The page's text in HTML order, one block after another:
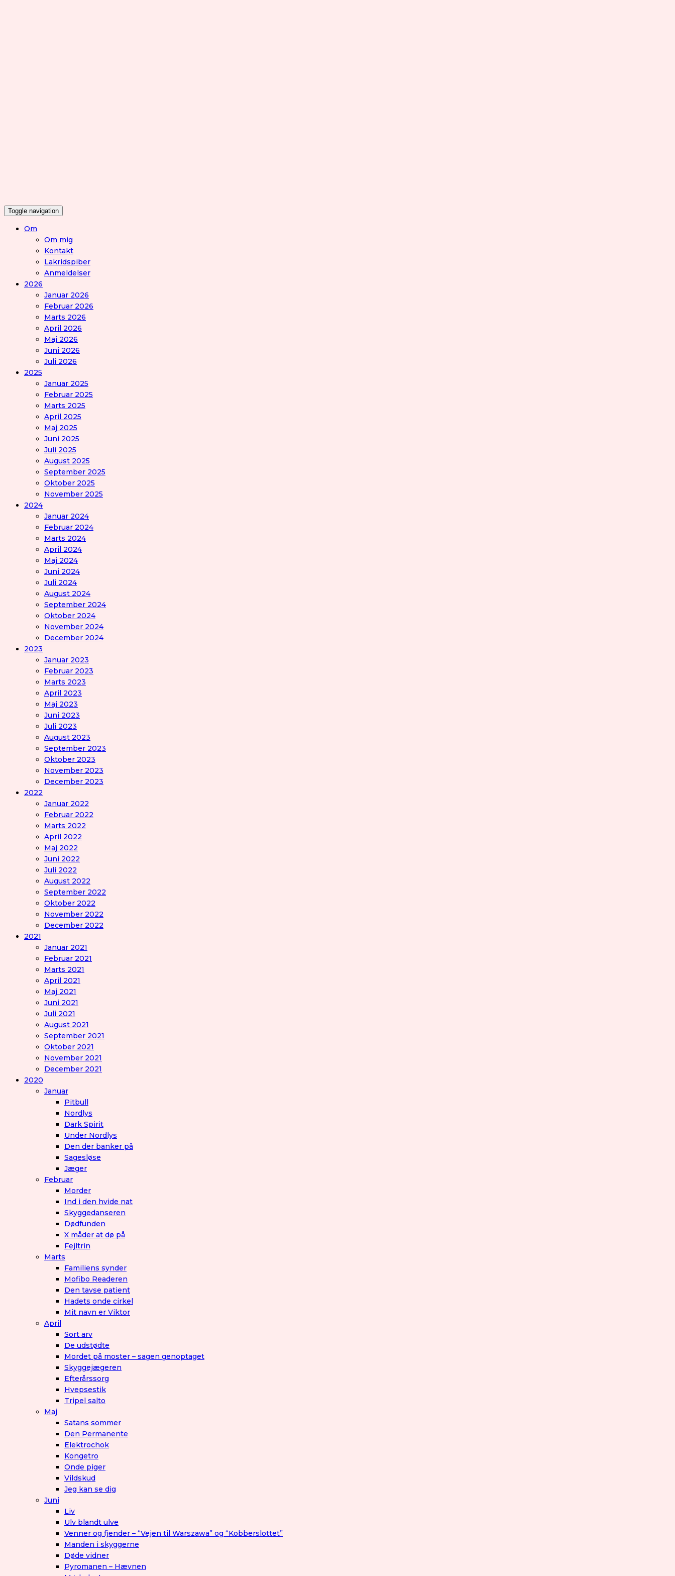
Toggle navigation
Om
Om mig
Kontakt
Lakridspiber
Anmeldelser
2026
Januar 2026
Februar 2026
Marts 2026
April 2026
Maj 2026
Juni 2026
Juli 2026
2025
Januar 2025
Februar 2025
Marts 2025
April 2025
Maj 2025
Juni 2025
Juli 2025
August 2025
September 2025
Oktober 2025
November 2025
2024
Januar 2024
Februar 2024
Marts 2024
April 2024
Maj 2024
Juni 2024
Juli 2024
August 2024
September 2024
Oktober 2024
November 2024
December 2024
2023
Januar 2023
Februar 2023
Marts 2023
April 2023
Maj 2023
Juni 2023
Juli 2023
August 2023
September 2023
Oktober 2023
November 2023
December 2023
2022
Januar 2022
Februar 2022
Marts 2022
April 2022
Maj 2022
Juni 2022
Juli 2022
August 2022
September 2022
Oktober 2022
November 2022
December 2022
2021
Januar 2021
Februar 2021
Marts 2021
April 2021
Maj 2021
Juni 2021
Juli 2021
August 2021
September 2021
Oktober 2021
November 2021
December 2021
2020
Januar
Pitbull
Nordlys
Dark Spirit
Under Nordlys
Den der banker på
Sagesløse
Jæger
Februar
Morder
Ind i den hvide nat
Skyggedanseren
Dødfunden
X måder at dø på
Fejltrin
Marts
Familiens synder
Mofibo Readeren
Den tavse patient
Hadets onde cirkel
Mit navn er Viktor
April
Sort arv
De udstødte
Mordet på moster – sagen genoptaget
Skyggejægeren
Efterårssorg
Hvepsestik
Tripel salto
Maj
Satans sommer
Den Permanente
Elektrochok
Kongetro
Onde piger
Vildskud
Jeg kan se dig
Juni
Liv
Ulv blandt ulve
Venner og fjender – “Vejen til Warszawa” og “Kobberslottet”
Manden i skyggerne
Døde vidner
Pyromanen – Hævnen